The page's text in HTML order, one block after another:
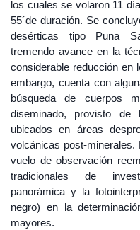
los cuales se volaron 11
55´de duración. Se
desérticas tipo Puna
tremendo avance en la
considerable reducción en
embargo, cuenta con
búsqueda de cuerpos
diseminado, provisto de
ubicados en áreas
volcánicas post-minerales.
vuelo de observación
tradicionales de
panorámica y la
negro) en la
mayores.